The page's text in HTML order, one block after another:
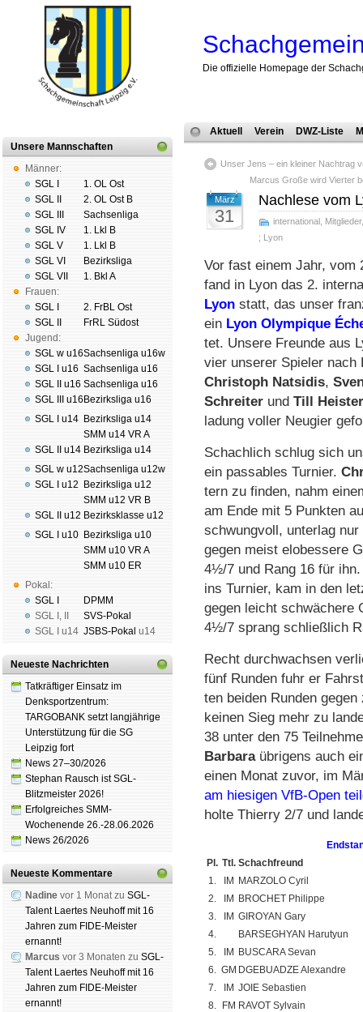
Die offizielle Homepage der
Unsere Mannschaften
Männer:
SGL I
SGL II
SGL III
SGL IV
SGL V
SGL VI
SGL VII
Frauen:
SGL I
SGL II
Jugend:
SGL w u16
SGL I u16
SGL II u16
SGL III u16
SGL I u14
SGL II u14
SGL w u12
SGL I u12
SGL II u12
SGL I u10
Pokal:
SGL I
SGL I ,
SGL I
u14
1. OL Ost
2. OL Ost B
Sachsenliga
1. Lkl B
1. Lkl B
Bezirksliga
1. Bkl A
2. FrBL Ost
FrRL Südost
Sachsenliga u16w
Sachsenliga u16
Sachsenliga u16
Bezirksliga u16
Bezirksliga u14
SMM u14 VR A
Bezirksliga u14
Sachsenliga u12w
Bezirksliga u12
SMM u12 VR B
Bezirksklasse u12
Bezirksliga u10
SMM u10 VR A
SMM u10 ER
DPMM
SVS-Pokal
JSBS-Pokal u14
Neueste Nachrichten
Tatkräftiger Einsatz im
Denksportzentrum:
TARGOBANK setzt langjährige
Unterstützung für die SG
Leipzig fort
News 27–30/2026
Stephan Rausch ist SGL-
Blitzmeister 2026!
Erfolgreiches SMM-
Wochenende 26.-28.06.2026
News 26/2026
Neueste Kommentare
Nadine vor 1 Monat zu SGL-
Talent Laertes Neuhoff mit 16
Jahren zum FIDE-Meister
ernannt!
Marcus vor 3 Monaten zu SGL-
Talent Laertes Neuhoff mit 16
Jahren zum FIDE-Meister
ernannt!
Aktuell Verein DWZ-Liste
Unser Jens – ein kleiner Nachtrag
Marcus Große wird Vierter
März
31
Nachlese vom
international Mitglieder
; Lyon
Vor fast einem Jahr, vom
fand in Lyon das 2.
Lyon statt, das un­ser
ein Lyon Olym­pi­que
tet. Un­se­re Freun­de aus
vier un­se­rer Spie­ler nach
Chris­toph Nat­si­dis,
Schrei­ter und Till
la­dung vol­ler Neu­­gier
Schach­lich schlug sich
ein pas­sa­bles Tur­nier.
tern zu fin­den, nahm
am En­de mit 5 Punk­ten
schwung­voll, un­ter­lag
gegen meist elo­bes­se­re
4½/7 und Rang 16 für
ins Tur­nier, kam in den
gegen leicht schwä­che­re
4½/7 sprang schließ­lich
Recht durch­wach­sen
fünf Run­den fuhr er
ten bei­den Run­den
kei­nen Sieg mehr zu
38 unter den 75
Bar­ba­raübri­gens auch
ei­nen Mo­nat zu­vor, im
am hie­si­gen VfB-Open
holte Thier­ry 2/7 und
Pl. Ttl. Schachfreund
1.
IM
MARZOLO Cyril
2.
IM
BROCHET Philippe
3.
IM GIROYAN Gary
4.
BARSEGHYAN Harutyun
5.
IM
BUSCARA Sevan
6. GM DGEBUADZE Alexandre
7.
IM JOIE Sebastien
8.
FM RAVOT Sylvain